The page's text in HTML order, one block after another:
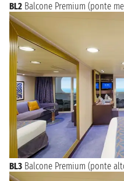
BL2 Balcone Premium (ponte
BL3 Balcone Premium (ponte